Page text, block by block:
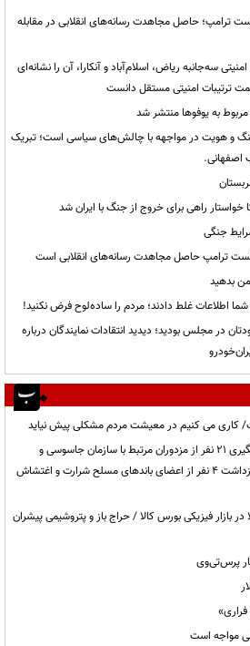
ترامپ؛ حاصل مجاهدت رسانه‌های انقلابی در مقابله
امنیتی سه‌جانبه ریاض، اسلام‌آباد و آنکارا، آن را نشانه‌ای
ترتیبات امنیتی مستقل دانست
به یوفوها منتشر شد
و هویت در مواجهه با چالش‌های سیاسی است؛ تبریک
اصفهانی.
راهی برای خروج از جنگ با ایران شد
جنگی
ترامپ حاصل مجاهدت رسانه‌های انقلابی است
بدهید
اطلاعات غلط دادند؛ مردم را ساده‌لوح فرض نکنید!
در مجلس بودید؛ دیدید انتقادات نمایندگان درباره
کاری می کنیم در معیشت مردم مشکلی پیش نیاید
وزارت اطلاعات: شناسایی و دستگیری ۲۱ نفر از مزدوران مرتبط با سازمان جاسوسی و
تروریستی رژیم صهیونیستی و بازداشت ۴ نفر از اعضای باندهای مسلح شرارت و اغتشاش
هزار تن کالا در بازار فیزیکی بورس کالا / حراج باز و پتروشیمی پیشران
پرس‌تی‌وی
مواجه است